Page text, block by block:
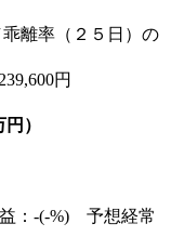
離率（２５日）の
円
）
：-(-%) 予想経常